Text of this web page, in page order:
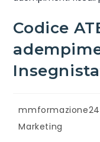
Codice
Marketing